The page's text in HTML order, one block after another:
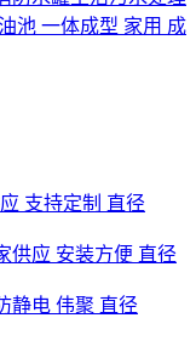
池 一体成型 家用 成
支持定制 直径
供应 安装方便 直径
静电 伟聚 直径